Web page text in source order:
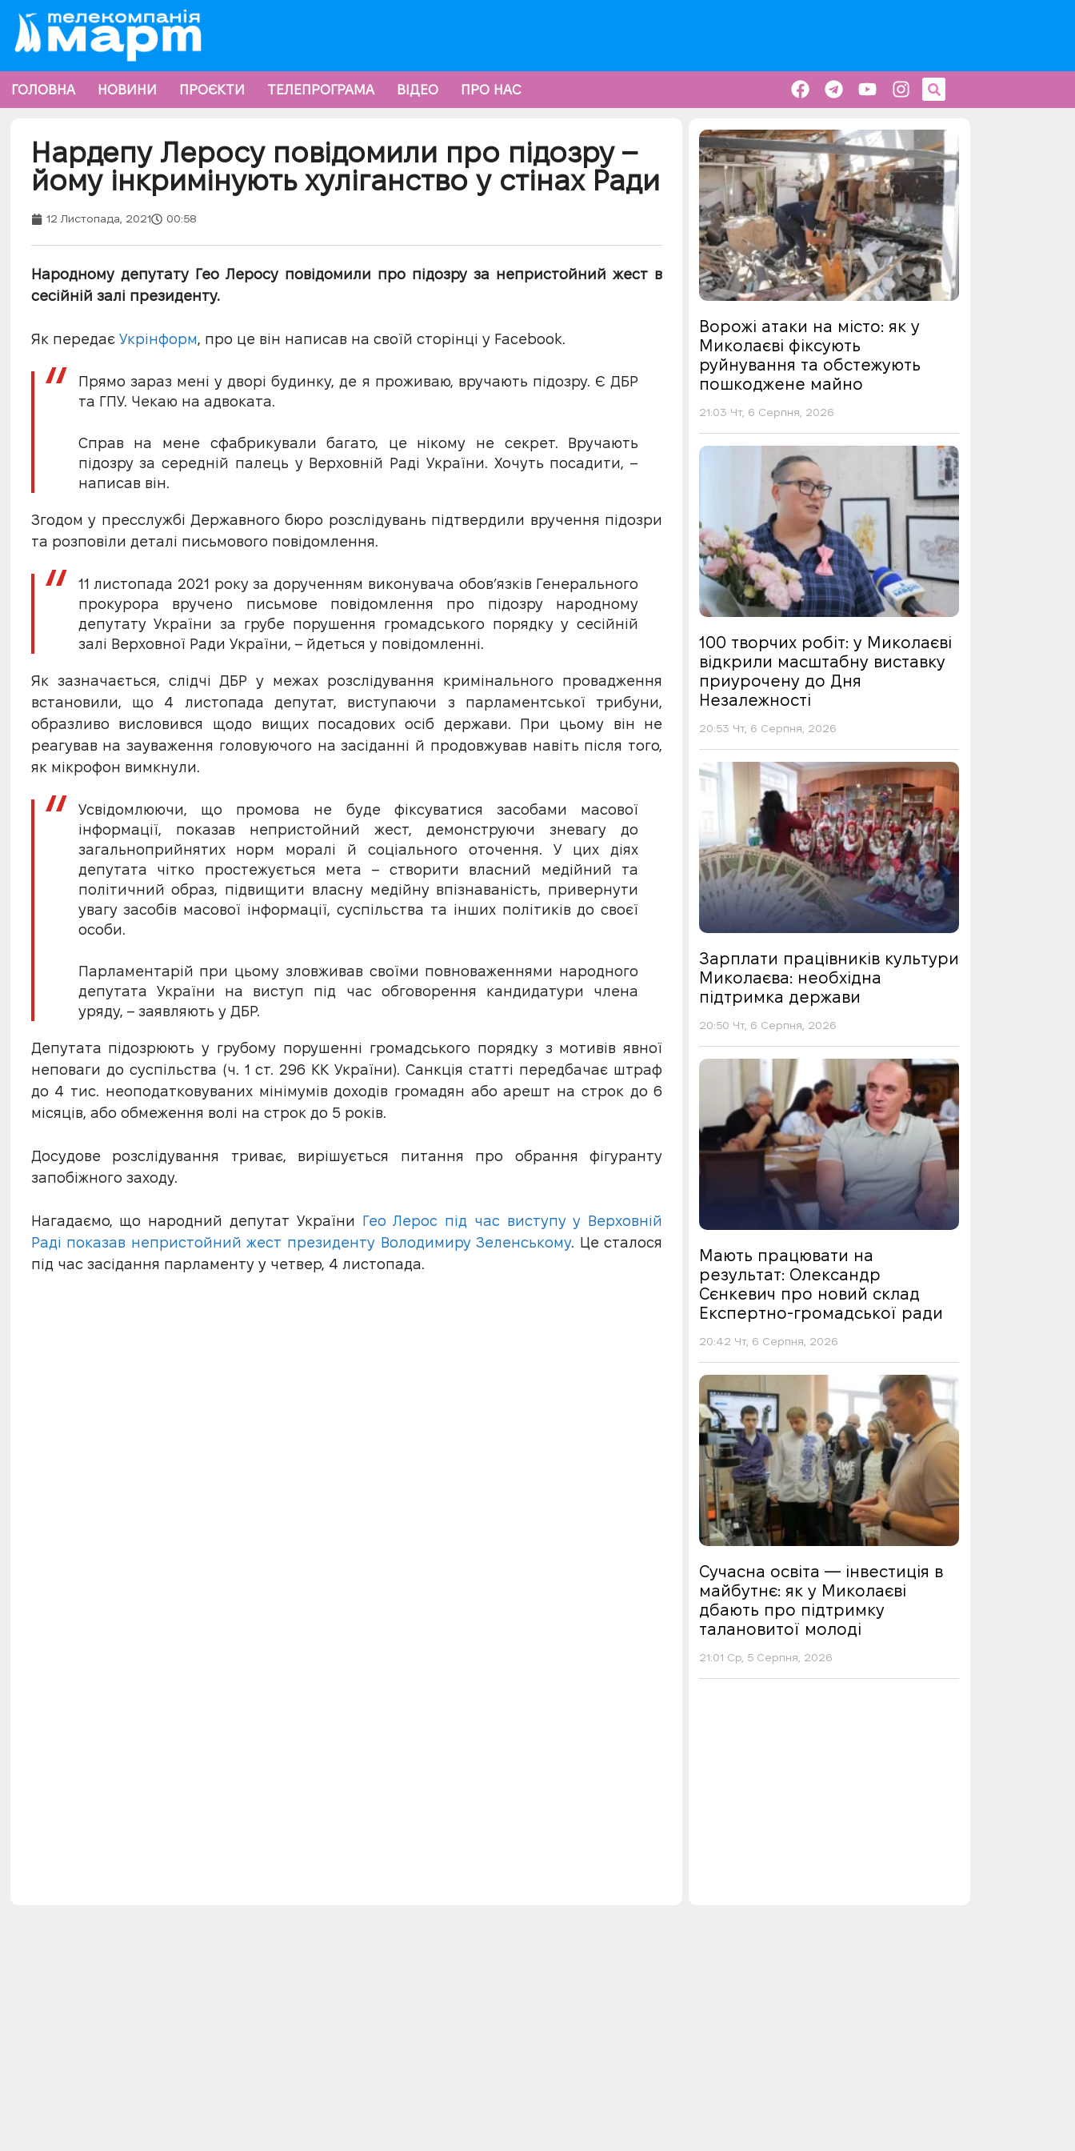
ГОЛОВНА НОВИНИ ПРОЄКТИ ТЕЛЕПРОГРАМА ВІДЕО ПРО НАС
Нардепу Леросу повідомили про підозру –
йому інкримінують хуліганство у стінах Ради
12 Листопада, 2021 00:58
Народному депутату Гео Леросу повідомили про підозру за непристойний жест в
сесійній залі президенту.
Як передає Укрінформ, про це він написав на своїй сторінці у Facebook.
Прямо зараз мені у дворі будинку, де я проживаю, вручають підозру. Є ДБР
та ГПУ. Чекаю на адвоката.
Справ на мене сфабрикували багато, це нікому не секрет. Вручають
підозру за середній палець у Верховній Раді України. Хочуть посадити, –
написав він.
Згодом у пресслужбі Державного бюро розслідувань підтвердили вручення підозри
та розповіли деталі письмового повідомлення.
11 листопада 2021 року за дорученням виконувача обов’язків Генерального
прокурора вручено письмове повідомлення про підозру народному
депутату України за грубе порушення громадського порядку у сесійній
залі Верховної Ради України, – йдеться у повідомленні.
Як зазначається, слідчі ДБР у межах розслідування кримінального провадження
встановили, що 4 листопада депутат, виступаючи з парламентської трибуни,
образливо висловився щодо вищих посадових осіб держави. При цьому він не
реагував на зауваження головуючого на засіданні й продовжував навіть після того,
як мікрофон вимкнули.
Усвідомлюючи, що промова не буде фіксуватися засобами масової
інформації, показав непристойний жест, демонструючи зневагу до
загальноприйнятих норм моралі й соціального оточення. У цих діях
депутата чітко простежується мета – створити власний медійний та
політичний образ, підвищити власну медійну впізнаваність, привернути
увагу засобів масової інформації, суспільства та інших політиків до своєї
особи.
Парламентарій при цьому зловживав своїми повноваженнями народного
депутата України на виступ під час обговорення кандидатури члена
уряду, – заявляють у ДБР.
Депутата підозрюють у грубому порушенні громадського порядку з мотивів явної
неповаги до суспільства (ч. 1 ст. 296 КК України). Санкція статті передбачає штраф
до 4 тис. неоподатковуваних мінімумів доходів громадян або арешт на строк до 6
місяців, або обмеження волі на строк до 5 років.
Досудове розслідування триває, вирішується питання про обрання фігуранту
запобіжного заходу.
Нагадаємо, що народний депутат України
Гео Лерос під час виступу у Верховній
Раді показав непристойний жест президенту Володимиру Зеленському. Це сталося
під час засідання парламенту у четвер, 4 листопада.
Ворожі атаки на місто: як у
Миколаєві фіксують
руйнування та обстежують
пошкоджене майно
21:03 Чт, 6 Серпня, 2026
100 творчих робіт: у Миколаєві
відкрили масштабну виставку
приурочену до Дня
Незалежності
20:53 Чт, 6 Серпня, 2026
Зарплати працівників культури
Миколаєва: необхідна
підтримка держави
20:50 Чт, 6 Серпня, 2026
Мають працювати на
результат: Олександр
Сєнкевич про новий склад
Експертно-громадської ради
20:42 Чт, 6 Серпня, 2026
Сучасна освіта — інвестиція в
майбутнє: як у Миколаєві
дбають про підтримку
талановитої молоді
21:01 Ср, 5 Серпня, 2026